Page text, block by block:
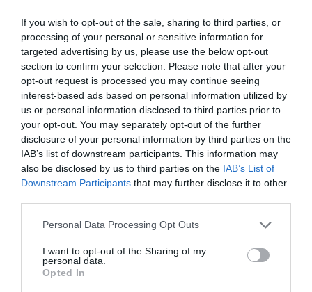
If you wish to opt-out of the sale, sharing to third parties, or
processing of your personal or sensitive information for
targeted advertising by us, please use the below opt-out
section to confirm your selection. Please note that after your
opt-out request is processed you may continue seeing
interest-based ads based on personal information utilized by
us or personal information disclosed to third parties prior to
your opt-out. You may separately opt-out of the further
disclosure of your personal information by third parties on the
IAB’s list of downstream participants. This information may
also be disclosed by us to third parties on the IAB’s List of
Downstream Participants that may further disclose it to other
Personal Data Processing Opt Outs
I want to opt-out of the Sharing of my
personal data.
Opted In
ελληνικά δεδοµένα και είµαι πολύ χαρούµενος που το
έπιασα- δεν φτάνουν ούτε για τις βενζίνες. Τσακάλι είσαι,
θα ξέρεις καλά. Παρόλο που θα λες ότι «τα παίρνω», θα
έχεις ρωτήσει και θα ξέρεις ότι δεν ισχύει… Το σώµα;
Γδαρµένα γόνατα, αγκώνες, µελανιές. Πριν έξι χρόνια ένα
σπασµένο πόδι. Ακόµα πονάω στον ώµο µου από ένα
πρόσφατο γλίστρηµα στη βιασύνη µου να αποχιάσω έναν
µεγάλο λούτσο. Το βράδυ δεν βολεύοµαι να κοιµηθώ από
το ένα πλευρό, αλλά θα περάσει που θα πάει…
Στα λέω για να µε λυπηθείς; Όχι. Στα λέω για να
σιγουρευτείς πως έχω ακούσει τη γιαγιά: «να µη λυπάσαι
τα κόκαλά σου». ∆εν τα λυπάµαι. Λιώνοντας το κορµί µου,
καταπληκτικό συναίσθηµα είναι αυτό!